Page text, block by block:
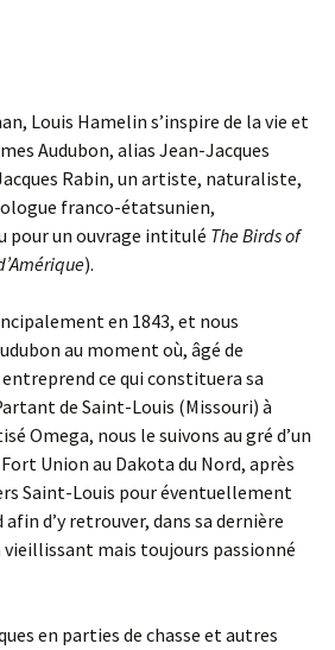
Louis Hamelin s’inspire de la vie et
Audubon, alias Jean-Jacques
Rabin, un artiste, naturaliste,
franco-étatsunien,
pour un ouvrage intitulé The Birds of
).
en 1843, et nous
au moment où, âgé de
ce qui constituera sa
de Saint-Louis (Missouri) à
Omega, nous le suivons au gré d’un
Union au Dakota du Nord, après
Saint-Louis pour éventuellement
d’y retrouver, dans sa dernière
vieillissant mais toujours passionné
en parties de chasse et autres